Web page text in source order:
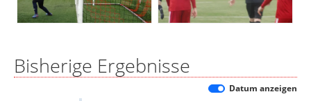
Bisherige Ergebnisse
Datum anzeigen